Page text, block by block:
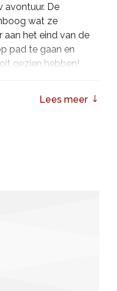
avontuur. De
wat ze
aan het eind van de
pad te gaan en
gezien hebben!
glitter in het theater,
Lees meer